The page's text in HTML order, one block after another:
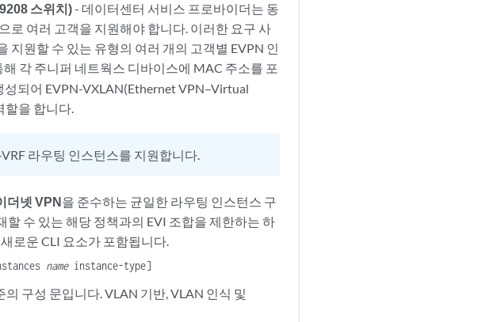
스위치)- 데이터센터 서비스 프로바이더는 동
로 여러 고객을 지원해야 합니다. 이러한 요구 사
지원할 수 있는 유형의 여러 개의 고객별 EVPN 인
각 주니퍼 네트웍스 디바이스에 MAC 주소를 포
되어 EVPN-VXLAN(Ethernet VPN–Virtual
할을 합니다.
라우팅 인스턴스를 지원합니다.
더넷 VPN을 준수하는 균일한 라우팅 인스턴스 구
수 있는 해당 정책과의 EVI 조합을 제한하는 하
로운 CLI 요소가 포함됩니다.
nameinstance-type]
의 구성 문입니다. VLAN 기반, VLAN 인식 및